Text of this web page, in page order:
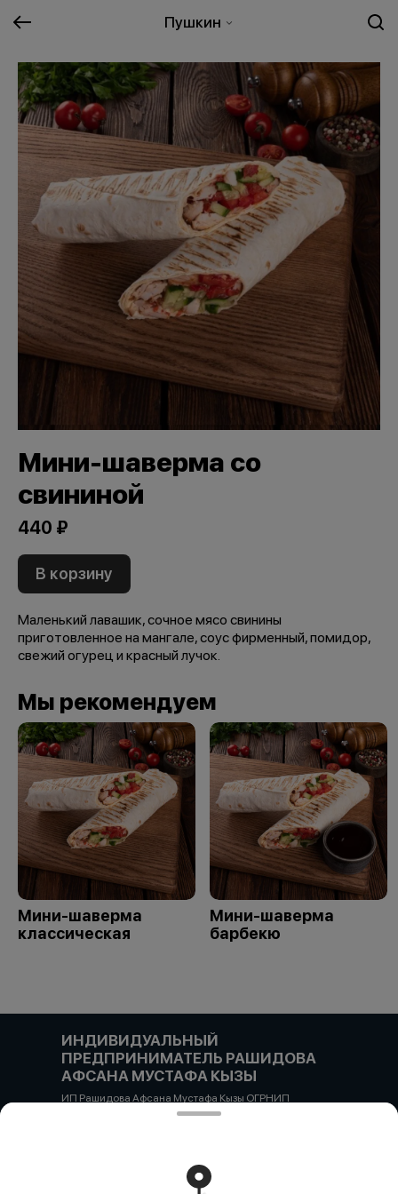
Пушкин
Мини-шаверма со
свининой
440 ₽
В корзину
Маленький лавашик, сочное мясо свинины
приготовленное на мангале, соус фирменный, помидор,
свежий огурец и красный лучок.
Мы рекомендуем
Мини-шаверма
классическая
Мини-шаверма
барбекю
ИНДИВИДУАЛЬНЫЙ
ПРЕДПРИНИМАТЕЛЬ РАШИДОВА
АФСАНА МУСТАФА КЫЗЫ
ИП Рашидова Афсана Мустафа Кызы ОГРНИП
322784700051126 ИНН 781719784300 Российская
Работает на эффективном ядре